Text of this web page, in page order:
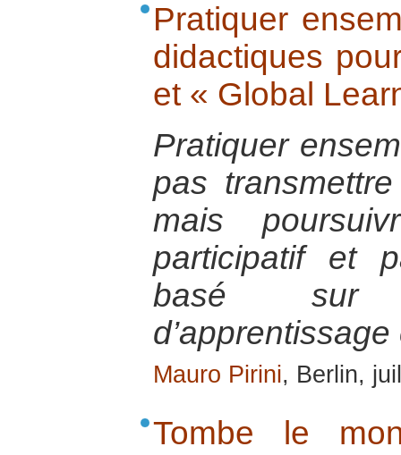
Pratiquer
didactiques
et « Global
Pratiquer
pas
mais
participatif et
basé sur
Mauro Pirini, Berlin,
Tombe le